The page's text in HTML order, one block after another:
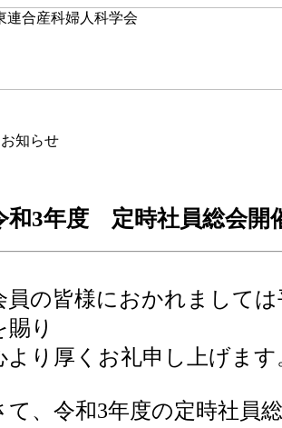
知らせ
和3年度 定時社員総会開
員の皆様におかれまして
賜り
より厚くお礼申し上げます
て、令和3年度の定時社員